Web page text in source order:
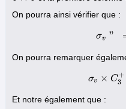
On pourra ainsi vérifier que :
σv "
σ
On pourra remarquer
σv × C+
3
σv ×C3
Et notre également que :